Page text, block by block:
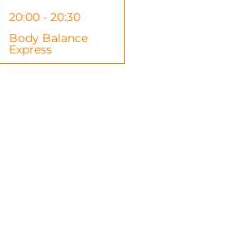
20:00 - 20:30
Body Balance
Express